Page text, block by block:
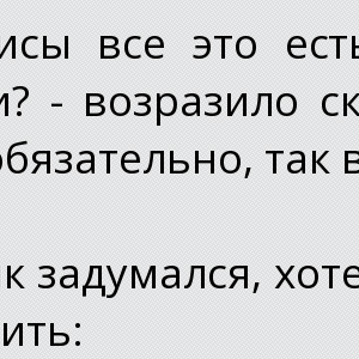
все это
- возразило
так
задумался,